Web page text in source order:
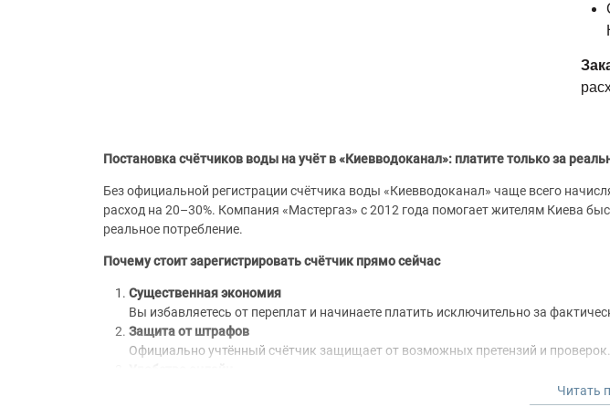
Постановка счётчиков воды на учёт в «Киевводоканал»: платите только за
Без официальной регистрации счётчика воды «Киевводоканал» чаще всего
расход на 20–30%. Компания «Мастергаз» с 2012 года помогает жителям Киева
реальное потребление.
Почему стоит зарегистрировать счётчик прямо сейчас
Существенная экономия
Вы избавляетесь от переплат и начинаете платить исключительно за
Защита от штрафов
Официально учтённый счётчик защищает от возможных претензий и проверок.
После внесения в базу Вы сможете передавать показания и оплачивать счета
Читать